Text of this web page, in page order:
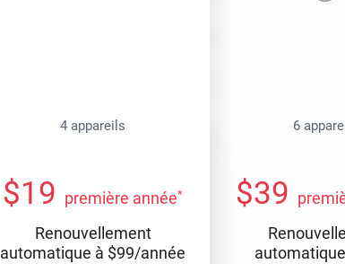
4 appareils 6
$19 première année*
Renouvellement
automatique à $99/année
$39